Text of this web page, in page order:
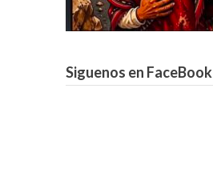
Siguenos en FaceBook